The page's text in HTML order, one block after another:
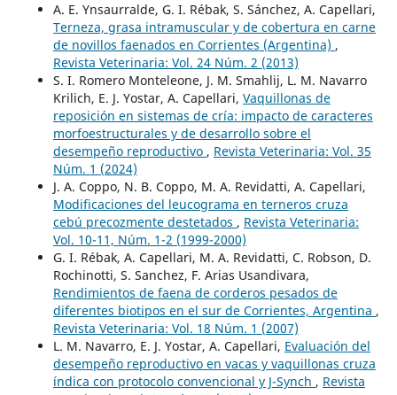
A. E. Ynsaurralde, G. I. Rébak, S. Sánchez, A. Capellari,
Terneza, grasa intramuscular y de cobertura en carne
de novillos faenados en Corrientes (Argentina) ,
Revista Veterinaria: Vol. 24 Núm. 2 (2013)
S. I. Romero Monteleone, J. M. Smahlij, L. M. Navarro
Krilich, E. J. Yostar, A. Capellari, Vaquillonas de
reposición en sistemas de cría: impacto de caracteres
morfoestructurales y de desarrollo sobre el
desempeño reproductivo , Revista Veterinaria: Vol. 35
Núm. 1 (2024)
J. A. Coppo, N. B. Coppo, M. A. Revidatti, A. Capellari,
Modificaciones del leucograma en terneros cruza
cebú precozmente destetados , Revista Veterinaria:
Vol. 10-11, Núm. 1-2 (1999-2000)
G. I. Rébak, A. Capellari, M. A. Revidatti, C. Robson, D.
Rochinotti, S. Sanchez, F. Arias Usandivara,
Rendimientos de faena de corderos pesados de
diferentes biotipos en el sur de Corrientes, Argentina ,
Revista Veterinaria: Vol. 18 Núm. 1 (2007)
L. M. Navarro, E. J. Yostar, A. Capellari, Evaluación del
desempeño reproductivo en vacas y vaquillonas cruza
índica con protocolo convencional y J-Synch , Revista